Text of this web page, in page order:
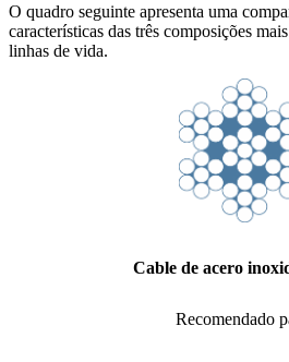
O quadro seguinte apresenta uma
características das três composições
linhas de vida.
Cable de acero
Recomendado